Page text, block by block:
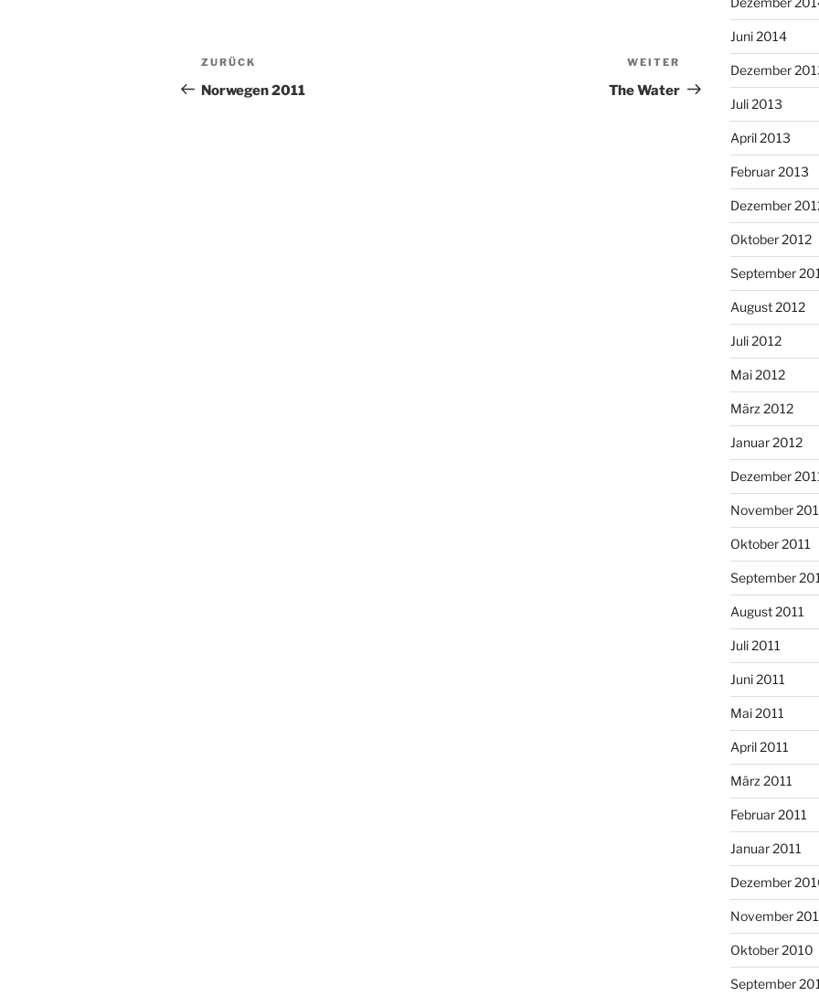
Beitragsnavigation
Vorheriger
Beitrag
ZURÜCK
Norwegen 2011
Nächster
Beitrag
WEITER
The Water
Juni 2014
Dezember
Juli 2013
April 2013
Februar 2013
Dezember
Oktober 2012
September
August 2012
Juli 2012
Mai 2012
März 2012
Januar 2012
Dezember
November
Oktober 2011
September
August 2011
Juli 2011
Juni 2011
Mai 2011
April 2011
März 2011
Februar 2011
Januar 2011
Dezember
November
Oktober 2010
September